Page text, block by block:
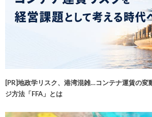
[PR]地政学リスク、港湾混雑…コンテナ運賃の変
ジ方法「FFA」とは